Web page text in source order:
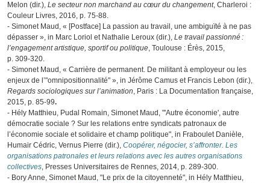
Melon (dir.), Le secteur non marchand au cœur du changement, Charleroi :
Couleur Livres, 2016, p. 75-88.
- Simonet Maud, « [Postface] La passion au travail, une ambiguïté à ne pas
dépasser », in Marc Loriol et Nathalie Leroux (dir.), Le travail passionné :
l’engagement artistique, sportif ou politique, Toulouse : Érès, 2015,
p. 309‑320.
- Simonet Maud, « Carrière de permanent. De militant à employeur ou les
enjeux de l’"omnipositionnalité" », in Jérôme Camus et Francis Lebon (dir.),
Regards sociologiques sur l’animation, Paris : La Documentation française,
2015, p. 85‑99.
- Hély Matthieu, Pudal Romain, Simonet Maud, "'Autre économie', autre
démocratie sociale ? Sur les relations entre syndicats patronaux de
l’économie sociale et solidaire et champ politique", in Fraboulet Danièle,
Humair Cédric, Vernus Pierre (dir.), Coopérer, négocier, s’affronter. Les
organisations patronales et leurs relations avec les autres organisations
collectives, Presses Universitaires de Rennes, 2014, p. 289-300.
- Bory Anne, Simonet Maud, "Le prix de la citoyenneté", in Hély Matthieu,